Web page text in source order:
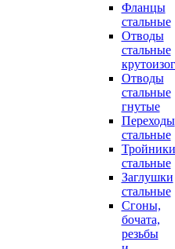
Фланцы
стальные
Отводы
стальные
Отводы
стальные
гнутые
Переходы
стальные
Тройники
стальные
Заглушки
стальные
Сгоны,
бочата,
резьбы